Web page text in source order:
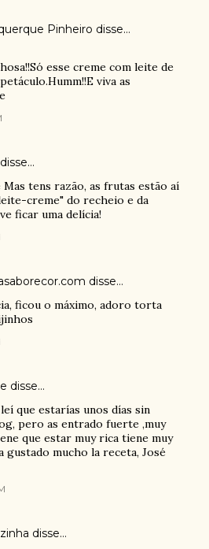
Pinheiro disse…
esse creme com leite de
viva as
disse…
Mas tens razão, as frutas estão aí
creme" do recheio e da
ficar uma delícia!
disse…
ficou o máximo, adoro torta
disse…
que estarías unos días sin
pero as entrado fuerte ,muy
que estar muy rica tiene muy
gustado mucho la receta, José
disse…